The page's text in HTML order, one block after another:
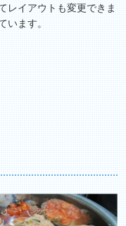
レイアウトも変更できま
います。